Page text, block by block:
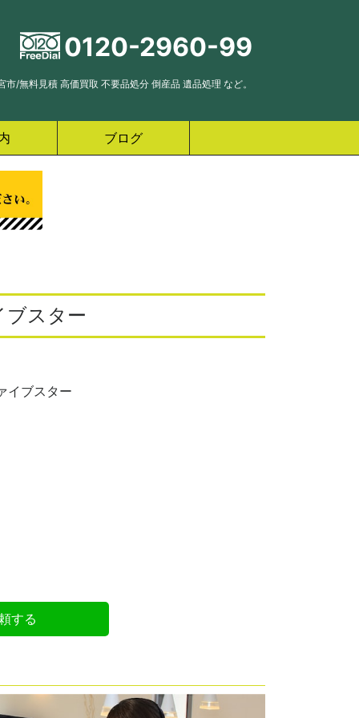
0120-2960-99
/無料見積 高価買取 不要品処分 倒産品 遺品処理 など。
ブログ
スター
イブスター
する